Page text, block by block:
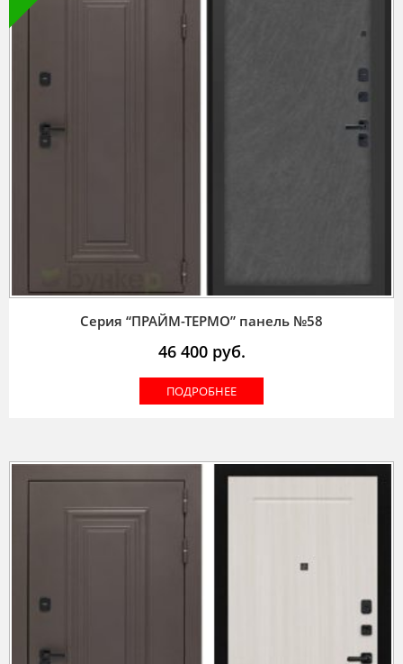
Серия “ПРАЙМ-ТЕРМО” панель №58
46 400руб.
ПОДРОБНЕЕ